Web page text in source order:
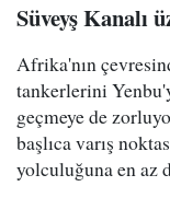
Süveyş Kanalı
Afrika'nın
tankerlerini
geçmeye de
başlıca varış
yolculuğuna en az